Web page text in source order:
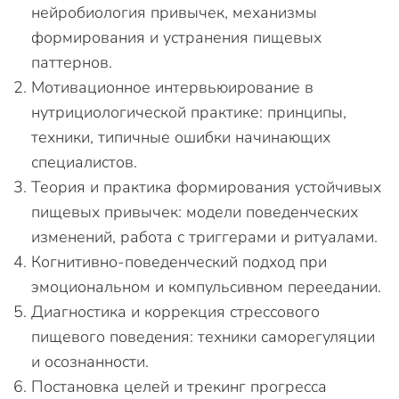
нейробиология привычек, механизмы
формирования и устранения пищевых
паттернов.
Мотивационное интервьюирование в
нутрициологической практике: принципы,
техники, типичные ошибки начинающих
специалистов.
Теория и практика формирования устойчивых
пищевых привычек: модели поведенческих
изменений, работа с триггерами и ритуалами.
Когнитивно-поведенческий подход при
эмоциональном и компульсивном переедании.
Диагностика и коррекция стрессового
пищевого поведения: техники саморегуляции
и осознанности.
Постановка целей и трекинг прогресса